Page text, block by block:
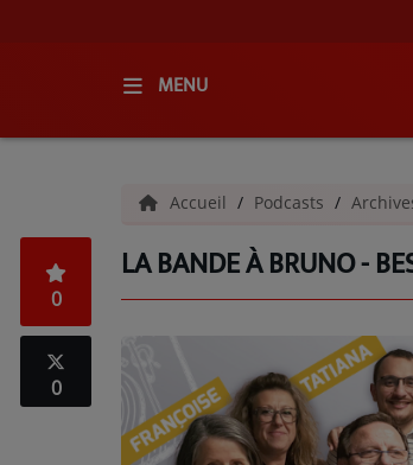
MENU
QUI SOMMES-NOUS ?
GRILLE DES PROGRAMMES
C'ÉTAIT QUOI CE TITRE ?
Accueil Podcasts
LA BANDE À BRUNO -
0
0